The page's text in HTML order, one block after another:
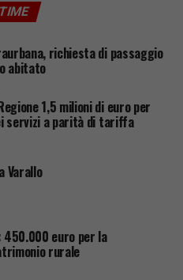
richiesta di passaggio
abitato
1,5 milioni di euro per
servizi a parità di tariffa
Varallo
450.000 euro per la
rurale